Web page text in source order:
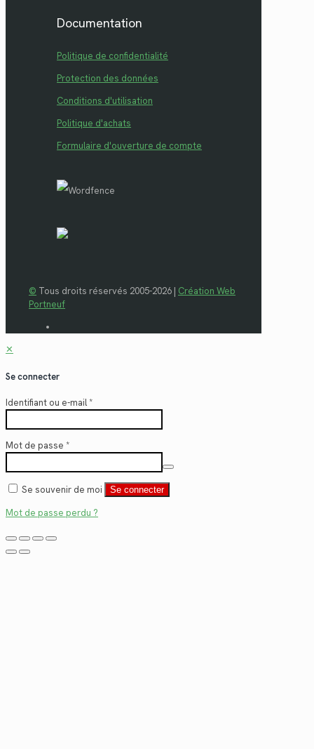
Documentation
Politique de confidentialité
Protection des données
Conditions d'utilisation
Politique d'achats
Formulaire d'ouverture de compte
© Tous droits réservés 2005-2026 | Création Web
Portneuf
✕
Se connecter
Identifiant ou e-mail*
Mot de passe *
Se souvenir de moi Se connecter
Mot de passe perdu ?